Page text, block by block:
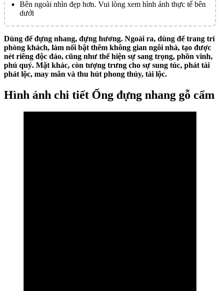
Bên ngoài nhìn đẹp hơn. Vui lòng xem hình ảnh thực tế bên
dưới
Dùng để đựng nhang, đựng hương. Ngoài ra, dùng để trang trí
phòng khách, làm nổi bật thêm không gian ngôi nhà, tạo được
nét riêng độc đáo, cũng như thể hiện sự sang trọng, phồn vinh,
phú quý. Mặt khác, còn tượng trưng cho sự sung túc, phát tài
phát lộc, may mắn và thu hút phong thủy, tài lộc.
Hình ảnh chi tiết Ống đựng nhang gỗ cẩm